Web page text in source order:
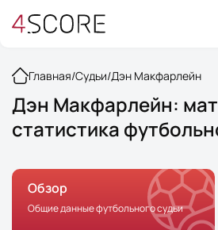
Главная/Судьи/Дэн Макфарлейн
Дэн Макфарлейн:
статистика
Обзор
Общие данные футбольного судьи